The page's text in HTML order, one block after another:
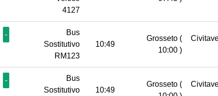
4127
-
Bus
Sostitutivo
RM123
10:49
Grosseto (
10:00 )
-
Bus
Sostitutivo
10:49
Grosseto (